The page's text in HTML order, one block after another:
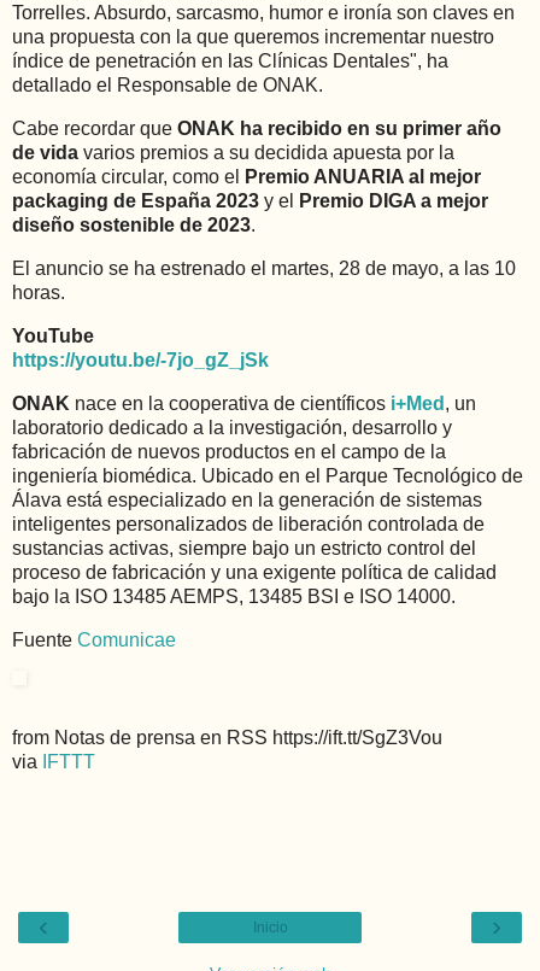
Torrelles. Absurdo, sarcasmo, humor e ironía son claves en
una propuesta con la que queremos incrementar nuestro
índice de penetración en las Clínicas Dentales", ha
detallado el Responsable de ONAK.
Cabe recordar que ONAK ha recibido en su primer año
de vida varios premios a su decidida apuesta por la
economía circular, como el
Premio ANUARIA al mejor
packaging de España 2023 y el
Premio DIGA a mejor
diseño sostenible de 2023.
El anuncio se ha estrenado el martes, 28 de mayo, a las 10
horas.
YouTube
https://youtu.be/-7jo_gZ_jSk
ONAK nace en la cooperativa de científicos i+Med , un
laboratorio dedicado a la investigación, desarrollo y
fabricación de nuevos productos en el campo de la
ingeniería biomédica. Ubicado en el Parque Tecnológico de
Álava está especializado en la generación de sistemas
inteligentes personalizados de liberación controlada de
sustancias activas, siempre bajo un estricto control del
proceso de fabricación y una exigente política de calidad
bajo la ISO 13485 AEMPS, 13485 BSI e ISO 14000.
Fuente Comunicae
from Notas de prensa en RSS https://ift.tt/SgZ3Vou
via IFTTT
‹ ›
Inicio